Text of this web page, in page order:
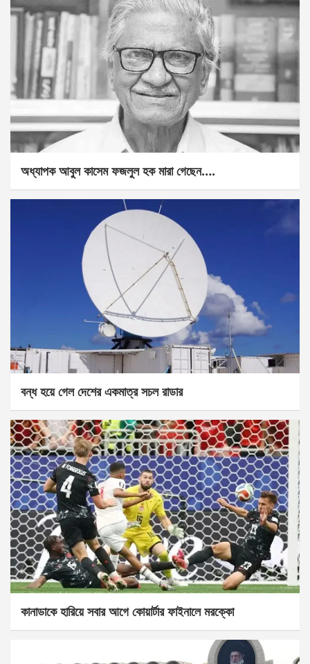
অধ্যাপক আবুল কাসেম ফজলুল হক মারা গেছেন….
বন্ধ হয়ে গেল দেশের একমাত্র সচল রাডার
কানাডাকে হারিয়ে সবার আগে কোয়ার্টার ফাইনালে মরক্কো